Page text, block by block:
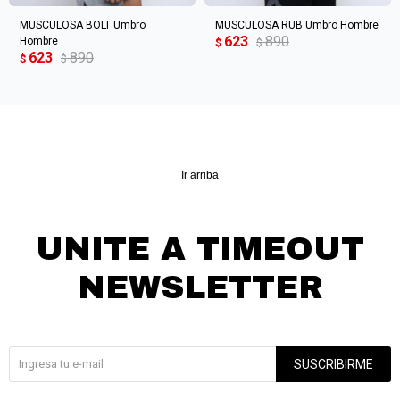
MUSCULOSA BOLT Umbro
Hombre
$ 623 $ 890
MUSCULOSA RUB Umbro Hombre
$ 623 $ 890
Ir arriba
UNITE A TIMEOUT
NEWSLETTER
SUSCRIBIRME